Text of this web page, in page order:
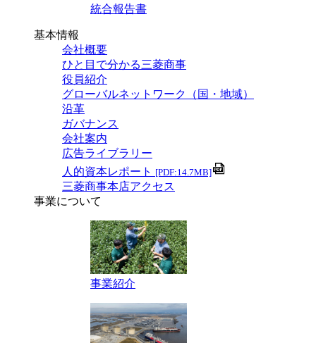
統合報告書
基本情報
会社概要
ひと目で分かる三菱商事
役員紹介
グローバルネットワーク（国・地域）
沿革
ガバナンス
会社案内
広告ライブラリー
人的資本レポート [PDF:14.7MB]
三菱商事本店アクセス
事業について
事業紹介